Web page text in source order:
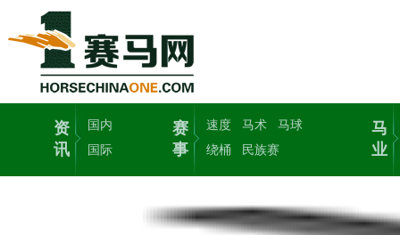
资
讯
国内
国际
赛
事
速度 马术
马球
绕桶
民族赛
马
业